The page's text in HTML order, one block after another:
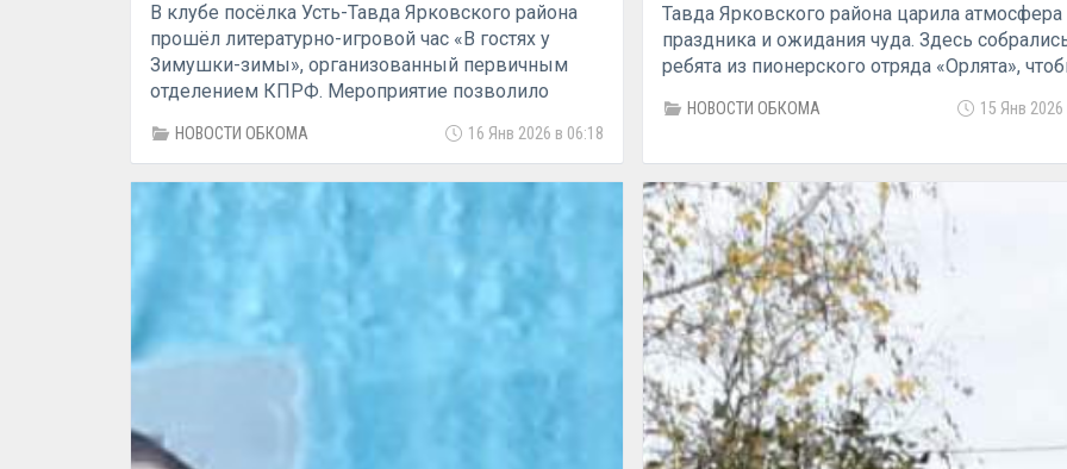
В клубе посёлка Усть-Тавда Ярковского района
прошёл литературно-игровой час «В гостях у
Зимушки-зимы», организованный первичным
отделением КПРФ. Мероприятие позволило
фольклором и обычаями родного края.
НОВОСТИ ОБКОМА 16 Янв 2026 в 06:18
Тавда Ярковского района царила атмосфера
праздника и ожидания чуда. Здесь
ребята из пионерского отряда «Орлята»,
новогодние подарки.
НОВОСТИ ОБКОМА 15 Янв 2026